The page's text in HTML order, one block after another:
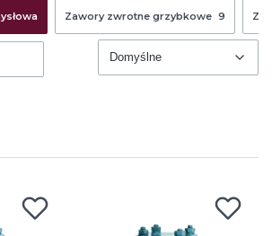
Zawory zwrotne grzybkowe 9
Domyślne